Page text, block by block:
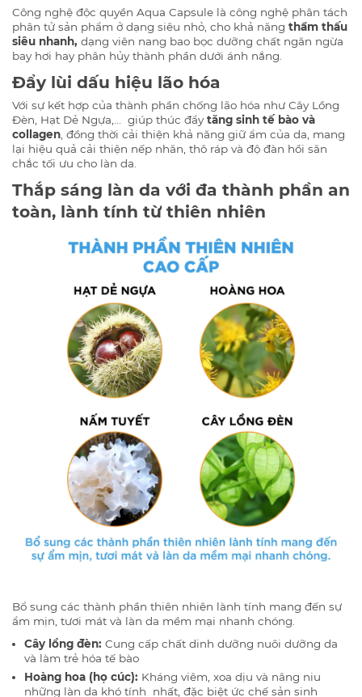
Công nghệ độc quyền Aqua Capsule là công nghệ phân tách
phân tử sản phẩm ở dạng siêu nhỏ, cho khả năng thẩm thấu
siêu nhanh, dạng viên nang bao bọc dưỡng chất ngăn ngừa
bay hơi hay phân hủy thành phần dưới ánh nắng.
Đẩy lùi dấu hiệu lão hóa
Với sự kết hợp của thành phần chống lão hóa như Cây Lồng
Đèn, Hạt Dẻ Ngựa,... giúp thúc đẩy tăng sinh tế bào và
collagen , đồng thời cải thiện khả năng giữ ẩm của da, mang
lại hiệu quả cải thiện nếp nhăn, thô ráp và độ đàn hồi săn
chắc tối ưu cho làn da.
Thắp sáng làn da với đa thành phần an
toàn, lành tính từ thiên nhiên
Bổ sung các thành phần thiên nhiên lành tính mang đến sự
ẩm mịn, tươi mát và làn da mềm mại nhanh chóng.
Cây lồng đèn: Cung cấp chất dinh dưỡng nuôi dưỡng da
và làm trẻ hóa tế bào
Hoàng hoa (họ cúc): Kháng viêm, xoa dịu và nâng niu
những làn da khó tính nhất, đặc biệt ức chế sản sinh